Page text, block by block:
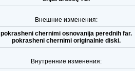
Внешние изменения:
pokrasheni chernimi osnovanija perednih far.
pokrasheni chernimi originalnie diski.
Внутренние изменения: